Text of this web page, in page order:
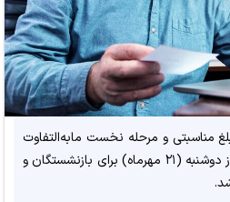
مهرماه به همراه ۳ مبلغ مناسبتی و مرحله نخست مابه‌التفاوت
فرانشیز ۵ درصدی درمان، امروز دوشنبه (۲۱ مهرماه) برای بازنشستگان و